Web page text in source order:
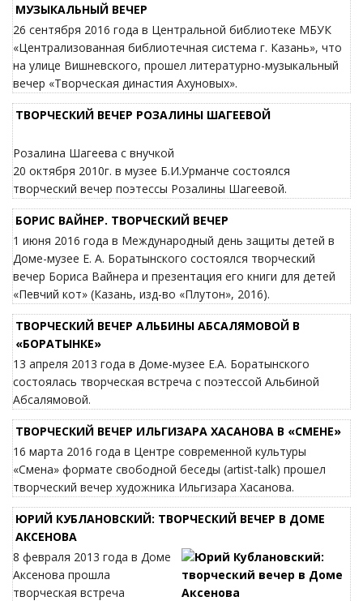
МУЗЫКАЛЬНЫЙ ВЕЧЕР
26 сентября 2016 года в Центральной библиотеке МБУК
«Централизованная библиотечная система г. Казань», что
на улице Вишневского, прошел литературно-музыкальный
вечер «Творческая династия Ахуновых».
ТВОРЧЕСКИЙ ВЕЧЕР РОЗАЛИНЫ ШАГЕЕВОЙ
Розалина Шагеева с внучкой
20 октября 2010г. в музее Б.И.Урманче состоялся
творческий вечер поэтессы Розалины Шагеевой.
БОРИС ВАЙНЕР. ТВОРЧЕСКИЙ ВЕЧЕР
1 июня 2016 года в Международный день защиты детей в
Доме-музее Е. А. Боратынского состоялся творческий
вечер Бориса Вайнера и презентация его книги для детей
«Певчий кот» (Казань, изд-во «Плутон», 2016).
ТВОРЧЕСКИЙ ВЕЧЕР АЛЬБИНЫ АБСАЛЯМОВОЙ В
«БОРАТЫНКЕ»
13 апреля 2013 года в Доме-музее Е.А. Боратынского
состоялась творческая встреча с поэтессой Альбиной
Абсалямовой.
ТВОРЧЕСКИЙ ВЕЧЕР ИЛЬГИЗАРА ХАСАНОВА В «СМЕНЕ»
16 марта 2016 года в Центре современной культуры
«Смена» формате свободной беседы (artist-talk) прошел
творческий вечер художника Ильгизара Хасанова.
ЮРИЙ КУБЛАНОВСКИЙ: ТВОРЧЕСКИЙ ВЕЧЕР В ДОМЕ
АКСЕНОВА
8 февраля 2013 года в Доме
Аксенова прошла
творческая встреча